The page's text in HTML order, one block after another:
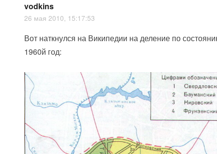
vodkins
26 мая 2010, 15:17:53
Вот наткнулся на Википедии на деление по
1960й год: